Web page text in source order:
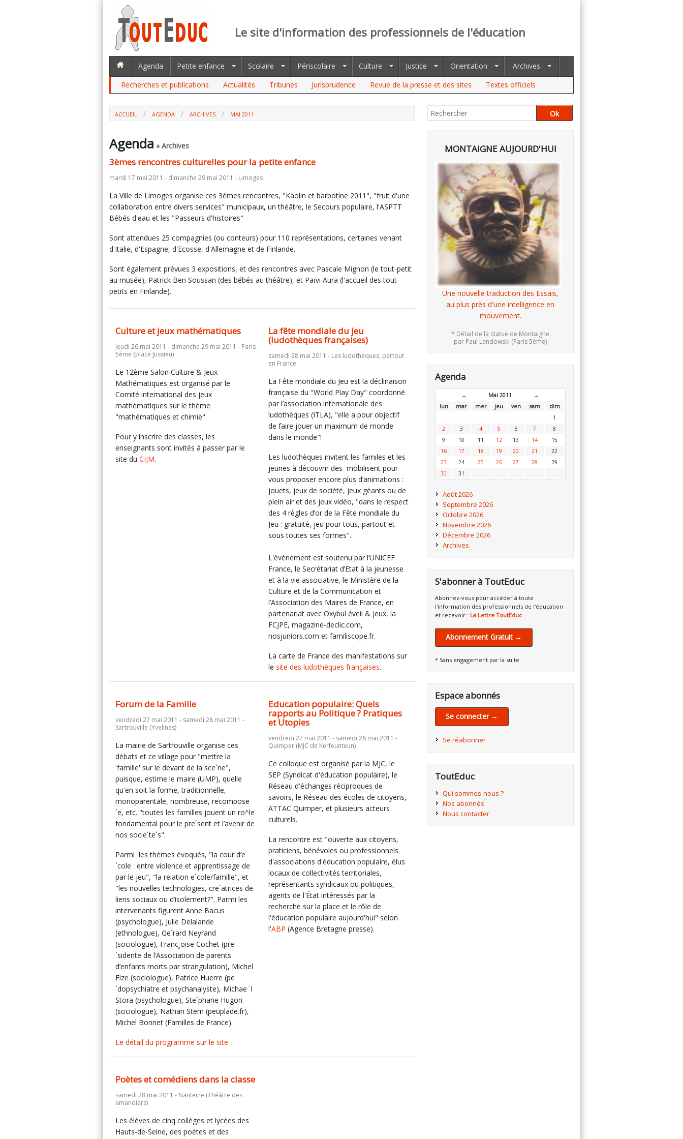
Le site d'information des professionnels de l'éducation
Agenda Petite enfance Scolaire Périscolaire Culture Justice Orientation
Archives
Recherches et publications
Actualités Tribunes Jurisprudence Revue de la presse et des sites Textes officiels
ACCUEIL AGENDA ARCHIVES MAI 2011
Agenda » Archives
3èmes rencontres culturelles pour la petite enfance
mardi 17 mai 2011 - dimanche 29 mai 2011 - Limoges
La Ville de Limoges organise ces 3èmes rencontres, "Kaolin et barbotine 2011", "fruit d'une
collaboration entre divers services" municipaux, un théâtre, le Secours populaire, l'ASPTT
Bébés d'eau et les "Passeurs d'histoires"
Sont attendues 25 compagnies (ou conteurs) pour 110 représentations, certaines venant
d'Italie, d'Espagne, d'Ecosse, d'Allemagne et de Finlande.
Sont également prévues 3 expositions, et des rencontres avec Pascale Mignon (le tout-petit
au musée), Patrick Ben Soussan (des bébés au théâtre), et Païvi Aura (l'accueil des tout-
petits en Finlande).
Culture et jeux mathématiques
jeudi 26 mai 2011 - dimanche 29 mai 2011 - Paris
5ème (place Jussieu)
Le 12ème Salon Culture & Jeux
Mathématiques est organisé par le
Comité international des jeux
mathématiques sur le thème
"mathématiques et chimie"
Pour y inscrire des classes, les
enseignants sont invités à passer par le
site du CIJM.
La fête mondiale du jeu
(ludothèques françaises)
samedi 28 mai 2011 - Les ludothèques, partout
en France
La Fête mondiale du Jeu est la déclinaison
française du "World Play Day" coordonné
par l’association internationale des
ludothèques (ITLA), "elle a pour objectif
de faire jouer un maximum de monde
dans le monde"!
Les ludothèques invitent les familes et les
jeunes à découvrir des mobilisent pour
vous proposer encore plus d’animations :
jouets, jeux de société, jeux géants ou de
plein air et des jeux vidéo, "dans le respect
des 4 règles d’or de la Fête mondiale du
Jeu : gratuité, jeu pour tous, partout et
sous toutes ses formes".
L'évènement est soutenu par l’UNICEF
France, le Secrétariat d’Etat à la jeunesse
et à la vie associative, le Ministère de la
Culture et de la Communication et
l’Association des Maires de France, en
partenariat avec Oxybul éveil & jeux, la
FCJPE, magazine-declic.com,
nosjuniors.com et familiscope.fr.
La carte de France des manifestations sur
le site des ludothèques françaises.
Forum de la Famille
vendredi 27 mai 2011 - samedi 28 mai 2011 -
Sartrouville (Yvelines)
La mairie de Sartrouville organise ces
débats et ce village pour "mettre la
'famille' sur le devant de la sce`ne",
puisque, estime le maire (UMP), quelle
qu'en soit la forme, traditionnelle,
monoparentale, nombreuse, recompose
´e, etc. "toutes les familles jouent un ro^le
fondamental pour le pre´sent et l’avenir de
nos socie´te´s".
Parmi les thèmes évoqués, "la cour d’e
´cole : entre violence et apprentissage de
par le jeu", "la relation e´cole/famille", et
"les nouvelles technologies, cre´atrices de
liens sociaux ou d’isolement?". Parmi les
intervenants figurent Anne Bacus
(psychologue), Julie Delalande
(ethnologue), Ge´rard Neyrand
(sociologue), Franc¸oise Cochet (pre
´sidente de l’Association de parents
d’enfants morts par strangulation), Michel
Fize (sociologue), Patrice Huerre (pe
´dopsychiatre et psychanalyste), Michae¨l
Stora (psychologue), Ste´phane Hugon
(sociologue), Nathan Stern (peuplade.fr),
Michel Bonnet (Familles de France).
Le détail du programme sur le site
Education populaire: Quels
rapports au Politique ? Pratiques
et Utopies
vendredi 27 mai 2011 - samedi 28 mai 2011 -
Quimper (MJC de Kerfeunteun)
Ce colloque est organisé par la MJC, le
SEP (Syndicat d'éducation populaire), le
Réseau d'échanges réciproques de
savoirs, le Réseau des écoles de citoyens,
ATTAC Quimper, et plusieurs acteurs
culturels.
La rencontre est "ouverte aux citoyens,
praticiens, bénévoles ou professionnels
d'associations d'éducation populaire, élus
locaux de collectivités territoriales,
représentants syndicaux ou politiques,
agents de l'État intéressés par la
recherche sur la place et le rôle de
l'éducation populaire aujourd'hui" selon
l'ABP (Agence Bretagne presse).
Poètes et comédiens dans la classe
samedi 28 mai 2011 - Nanterre (Théâtre des
amandiers)
Les élèves de cinq collèges et lycées des
Hauts-de-Seine, des poètes et des
MONTAIGNE AUJOURD'HUI
Une nouvelle traduction des Essais,
au plus près d'une intelligence en
mouvement.
* Détail de la statue de Montaigne
par Paul Landowski (Paris 5ème)
Agenda
← Mai 2011
→
lun
mar mer jeu ven sam
dim
1
2
3 4 5 6 7
8
9
10 11 12 13 14
15
16
17 18 19 20 21
22
23
24 25 26 27 28
29
30
31
Août 2026
Septembre 2026
Octobre 2026
Novembre 2026
Décembre 2026
Archives
S'abonner à ToutEduc
Abonnez-vous pour accéder à toute
l'information des professionnels de l'éducation
et recevoir : La Lettre ToutEduc
Abonnement Gratuit →
* Sans engagement par la suite.
Espace abonnés
Se connecter →
Se réabonner
ToutEduc
Qui sommes-nous ?
Nos abonnés
Nous contacter